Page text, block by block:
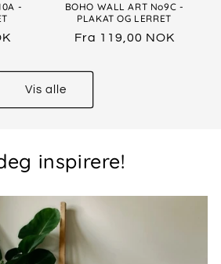
-
BOHO WALL ART No9C -
PLAKAT OG LERRET
Vanlig
Fra 119,00 NOK
Vis alle
inspirere!